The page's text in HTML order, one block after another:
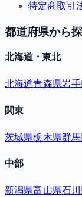
特定商取引
都道府県から
北海道・東北
北海道青森県岩
関東
茨城県栃木県群
中部
新潟県富山県石